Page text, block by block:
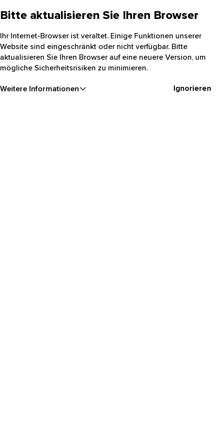
Bitte aktualisieren Sie Ihren Browser
Ihr Internet-Browser ist veraltet. Einige Funktionen unserer
Website sind eingeschränkt oder nicht verfügbar. Bitte
aktualisieren Sie Ihren Browser auf eine neuere Version, um
mögliche Sicherheitsrisiken zu minimieren.
Weitere Informationen Ignorieren